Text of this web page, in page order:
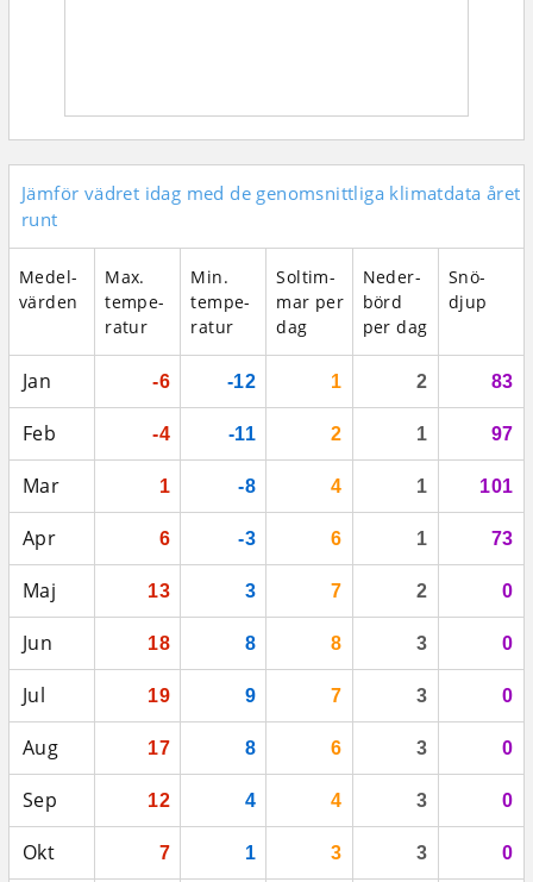
Jämför vädret idag med de genomsnittliga klimatdata året
runt
Medel­
vär­den
Max.
tempe­
ratur
Min.
tempe­
ratur
Sol­tim­
mar per
dag
Neder­
börd
per dag
Snö­
djup
Jan -6 -12 1 2 83
Feb -4 -11 2 1 97
Mar 1 -8 4 1 101
Apr 6 -3 6 1 73
Maj 13 3 7 2 0
Jun 18 8 8 3 0
Jul 19 9 7 3 0
Aug 17 8 6 3 0
Sep 12 4 4 3 0
Okt 7 1 3 3 0